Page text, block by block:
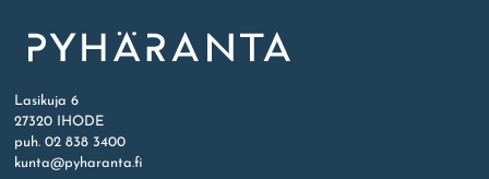
Lasikuja 6
27320 IHODE
puh. 02 838 3400
kunta@pyharanta.fi